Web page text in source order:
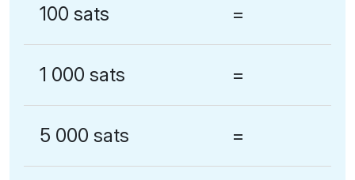
100 sats =
1 000 sats =
5 000 sats =